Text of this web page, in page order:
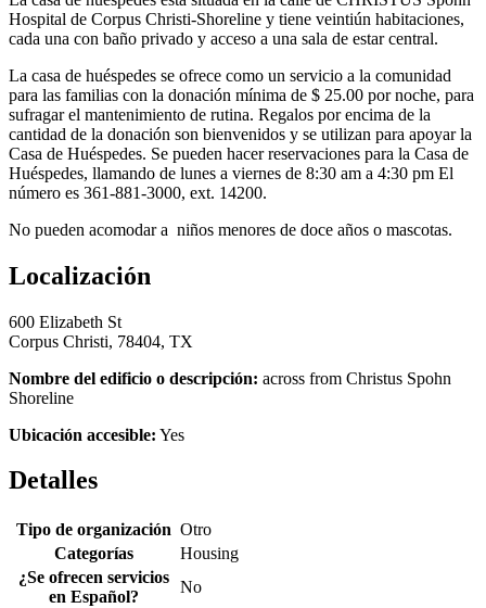
Hospital de Corpus Christi-Shoreline y tiene veintiún habitaciones,
cada una con baño privado y acceso a una sala de estar central.
La casa de huéspedes se ofrece como un servicio a la comunidad
para las familias con la donación mínima de $ 25.00 por noche, para
sufragar el mantenimiento de rutina. Regalos por encima de la
cantidad de la donación son bienvenidos y se utilizan para apoyar la
Casa de Huéspedes. Se pueden hacer reservaciones para la Casa de
Huéspedes, llamando de lunes a viernes de 8:30 am a 4:30 pm El
número es 361-881-3000, ext. 14200.
No pueden acomodar a niños menores de doce años o mascotas.
Localización
600 Elizabeth St
Corpus Christi, 78404, TX
Nombre del edificio o descripción: across from Christus Spohn
Shoreline
Ubicación accesible: Yes
Detalles
Tipo de organización Otro
Categorías
Housing
¿Se ofrecen servicios
en Español?
No